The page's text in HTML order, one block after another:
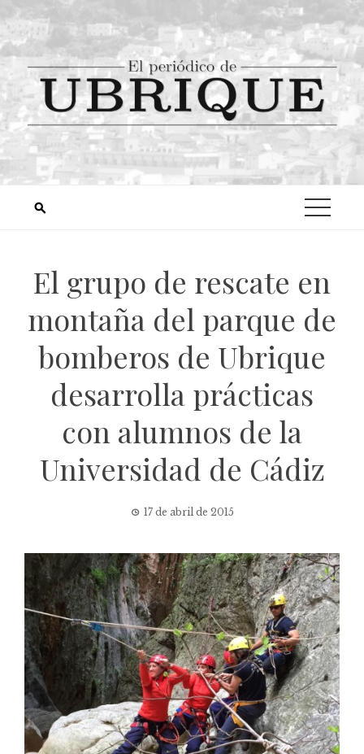
El grupo de rescate en
montaña del parque de
bomberos de Ubrique
desarrolla prácticas
con alumnos de la
Universidad de Cádiz
17 de abril de 2015